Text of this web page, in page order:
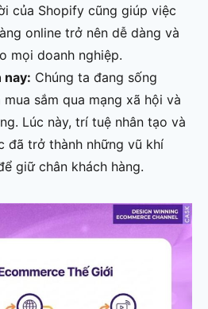
của Shopify cũng giúp việc
online trở nên dễ dàng và
mọi doanh nghiệp.
nay: Chúng ta đang sống
sắm qua mạng xã hội và
Lúc này, trí tuệ nhân tạo và
đã trở thành những vũ khí
giữ chân khách hàng.